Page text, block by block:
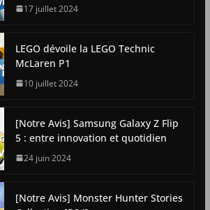
17 juillet 2024
LEGO dévoile la LEGO Technic
McLaren P1
10 juillet 2024
[Notre Avis] Samsung Galaxy Z Flip
5 : entre innovation et quotidien
24 juin 2024
[Notre Avis] Monster Hunter Stories